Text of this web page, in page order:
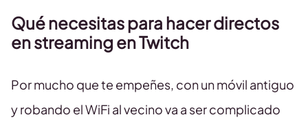
Qué necesitas para hacer directos
en streaming en Twitch
Por mucho que te empeñes, con un móvil antiguo
y robando el WiFi al vecino va a ser complicado